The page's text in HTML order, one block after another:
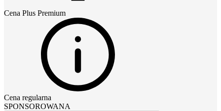
Cena Plus Premium
Cena regularna
SPONSOROWANA